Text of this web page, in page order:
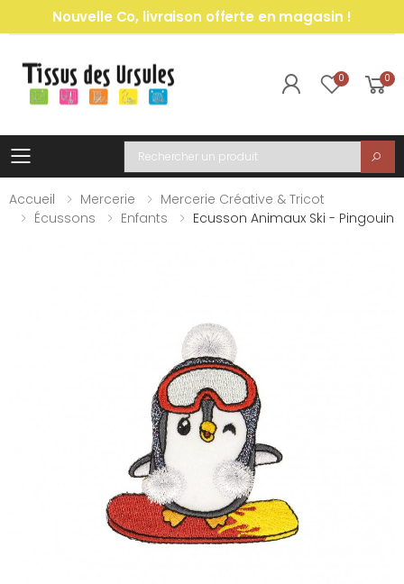
Nouvelle Co, livraison offerte en magasin !
0 0
Toggle mobile menu
Recherche
Accueil
Mercerie
Mercerie Créative & Tricot
Écussons
Enfants Ecusson Animaux Ski - Pingouin